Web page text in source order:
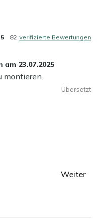
5 82 verifizierte Bewertungen
am 23.07.2025
montieren.
Übersetzt
Seite
Weiter